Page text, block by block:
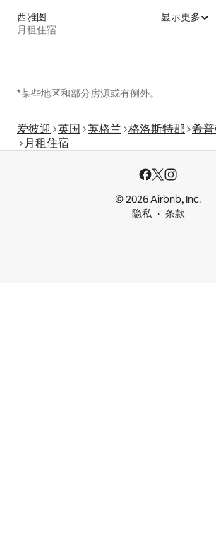
西雅图
月租住宿
显示更多
*某些地区和部分房源或有例外。
爱彼迎 英国 英格兰 格洛斯特郡 希
月租住宿
© 2026 Airbnb, Inc.
隐私
条款